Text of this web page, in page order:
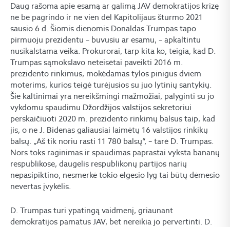
Daug rašoma apie esamą ar galimą JAV demokratijos krizę
ne be pagrindo ir ne vien dėl Kapitolijaus šturmo 2021
sausio 6 d. Šiomis dienomis Donaldas Trumpas tapo
pirmuoju prezidentu – buvusiu ar esamu, – apkaltintu
nusikalstama veika. Prokurorai, tarp kita ko, teigia, kad D.
Trumpas sąmokslavo neteisėtai paveikti 2016 m.
prezidento rinkimus, mokėdamas tylos pinigus dviem
moterims, kurios teigė turėjusios su juo lytinių santykių.
Šie kaltinimai yra nereikšmingi mažmožiai, palyginti su jo
vykdomu spaudimu Džordžijos valstijos sekretoriui
perskaičiuoti 2020 m. prezidento rinkimų balsus taip, kad
jis, o ne J. Bidenas galiausiai laimėtų 16 valstijos rinkikų
balsų. „Aš tik noriu rasti 11 780 balsų“, – tarė D. Trumpas.
Nors toks raginimas ir spaudimas paprastai vyksta bananų
respublikose, daugelis respublikonų partijos narių
nepasipiktino, nesmerkė tokio elgesio lyg tai būtų dėmesio
nevertas įvykėlis.
D. Trumpas turi ypatingą vaidmenį, griaunant
demokratijos pamatus JAV, bet nereikia jo pervertinti. D.